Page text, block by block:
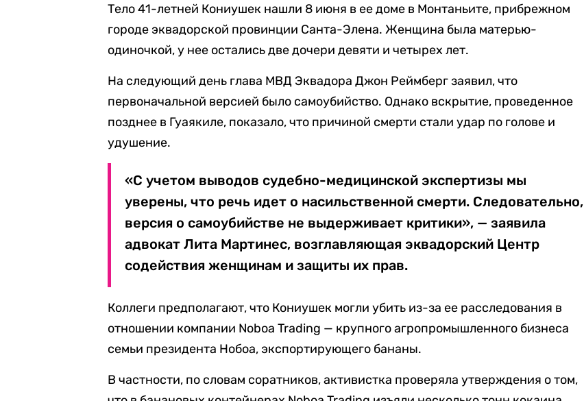
Тело 41-летней Кониушек нашли 8 июня в ее доме в Монтаньите, прибрежном
городе эквадорской провинции Санта-Элена. Женщина была матерью-
одиночкой, у нее остались две дочери девяти и четырех лет.
На следующий день глава МВД Эквадора Джон Реймберг заявил, что
первоначальной версией было самоубийство. Однако вскрытие, проведенное
позднее в Гуаякиле, показало, что причиной смерти стали удар по голове и
удушение.
«С учетом выводов судебно-медицинской экспертизы мы
уверены, что речь идет о насильственной смерти. Следовательно,
версия о самоубийстве не выдерживает критики», — заявила
адвокат Лита Мартинес, возглавляющая эквадорский Центр
содействия женщинам и защиты их прав.
Коллеги предполагают, что Кониушек могли убить из-за ее расследования в
отношении компании Noboa Trading — крупного агропромышленного бизнеса
семьи президента Нобоа, экспортирующего бананы.
В частности, по словам соратников, активистка проверяла утверждения о том,